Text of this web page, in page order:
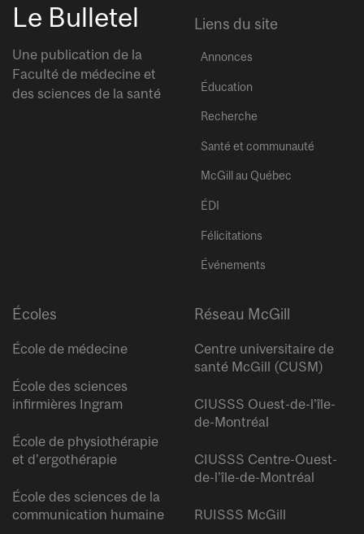
Le Bulletel
Une publication de la
Faculté de médecine et
des sciences de la santé
Liens du site
Annonces
Éducation
Recherche
Santé et communauté
McGill au Québec
ÉDI
Félicitations
Événements
Écoles
École de médecine
École des sciences
infirmières Ingram
École de physiothérapie
et d’ergothérapie
École des sciences de la
communication humaine
Réseau McGill
Centre universitaire de
santé McGill (CUSM)
CIUSSS Ouest-de-l’île-
de-Montréal
CIUSSS Centre-Ouest-
de-l’île-de-Montréal
RUISSS McGill